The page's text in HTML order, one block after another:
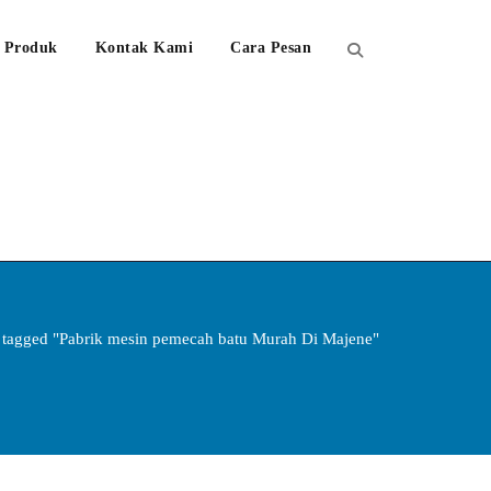
Produk Kontak Kami Cara Pesan
tagged "Pabrik mesin pemecah batu Murah Di Majene"